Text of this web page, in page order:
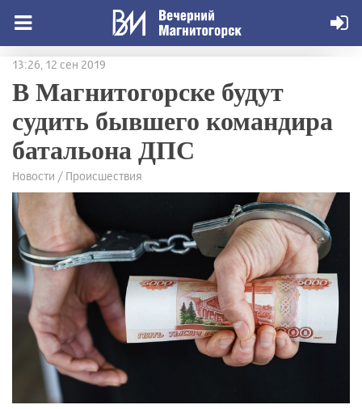
13:26, 12 сен 2019
В Магнитогорске будут
судить бывшего командира
батальона ДПС
Новости / Происшествия